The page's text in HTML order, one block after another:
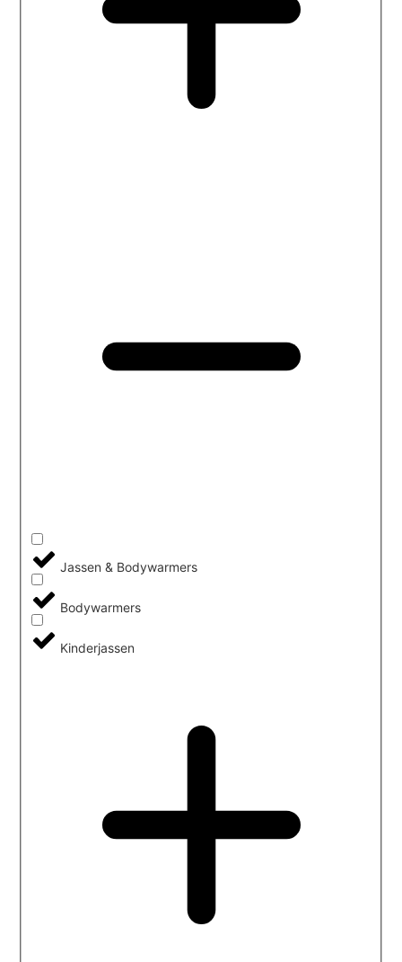
Jassen & Bodywarmers
Bodywarmers
Kinderjassen